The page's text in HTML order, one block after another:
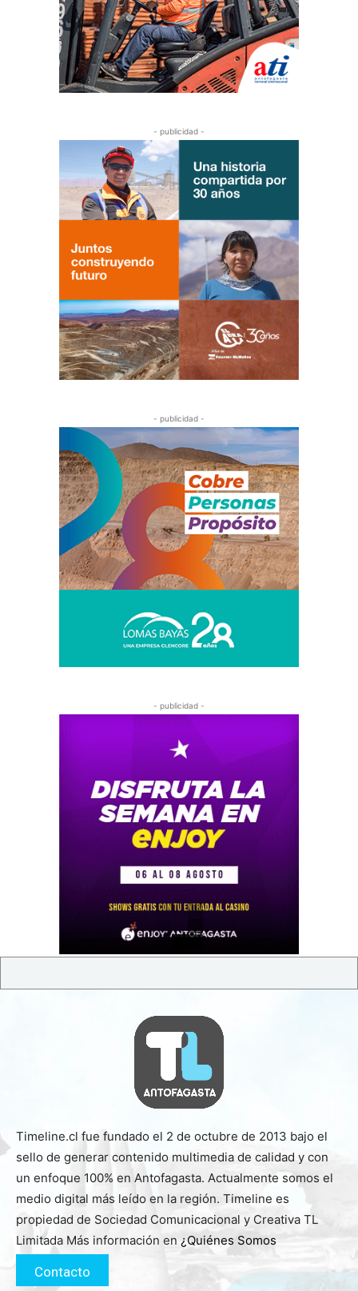
- publicidad -
- publicidad -
- publicidad -
Timeline.cl fue fundado el 2 de octubre de 2013 bajo el
sello de generar contenido multimedia de calidad y con
un enfoque 100% en Antofagasta. Actualmente somos el
medio digital más leído en la región. Timeline es
propiedad de Sociedad Comunicacional y Creativa TL
Limitada Más información en ¿Quiénes Somos
Contacto